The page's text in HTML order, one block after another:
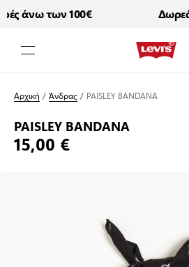
άνω των 100€
Αρχική /Άνδρας / PAISLEY BANDANA
PAISLEY BANDANA
15,00 €